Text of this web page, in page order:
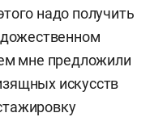
надо получить
мне предложили
искусств